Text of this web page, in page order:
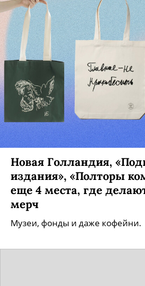
Новая Голландия,
издания», «Полторы
еще 4 места, где
мерч
Музеи, фонды и даже кофейни.